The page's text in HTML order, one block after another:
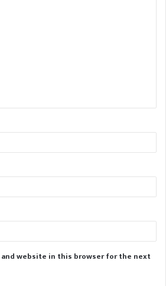
and website in this browser for the next